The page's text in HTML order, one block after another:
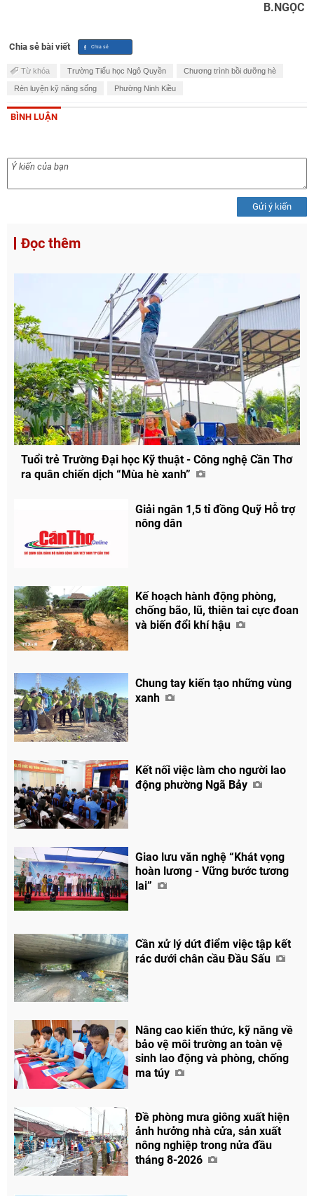
B.NGỌC
Chia sẻ bài viết
Từ khóa Trường Tiểu học Ngô Quyền Chương trình bồi dưỡng hè
Rèn luyện kỹ năng sống Phường Ninh Kiều
BÌNH LUẬN
Gửi ý kiến
Đọc thêm
Tuổi trẻ Trường Đại học Kỹ thuật - Công nghệ Cần Thơ
ra quân chiến dịch “Mùa hè xanh”
Giải ngân 1,5 tỉ đồng Quỹ Hỗ trợ
nông dân
Kế hoạch hành động phòng,
chống bão, lũ, thiên tai cực đoan
và biến đổi khí hậu
Chung tay kiến tạo những vùng
xanh
Kết nối việc làm cho người lao
động phường Ngã Bảy
Giao lưu văn nghệ “Khát vọng
hoàn lương - Vững bước tương
lai”
Cần xử lý dứt điểm việc tập kết
rác dưới chân cầu Đầu Sấu
Nâng cao kiến thức, kỹ năng về
bảo vệ môi trường an toàn vệ
sinh lao động và phòng, chống
ma túy
Đề phòng mưa giông xuất hiện
ảnh hưởng nhà cửa, sản xuất
nông nghiệp trong nửa đầu
tháng 8-2026